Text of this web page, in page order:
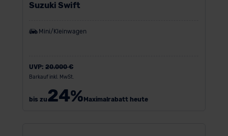
Suzuki Swift
Mini/Kleinwagen
UVP: 20.000 €
Barkauf inkl. MwSt.
bis zu24% Maximalrabatt heute